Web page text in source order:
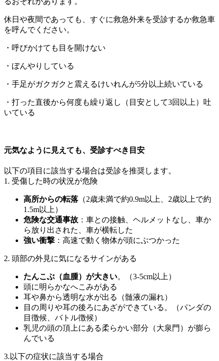
休日や夜間であっても、すぐに救急外来を受診するか救急車
を呼んでください。
・呼びかけても目を開けない
・ぼんやりしている
・手足がガクガクと震えるけいれんが5分以上続いている
・打った直後から何度も繰り返し（目安として3回以上）吐
いている
元気なように見えても、受診すべき目安
以下の項目に該当する場合は受診を推奨します。
1. 受傷した時の状況が危険
高所からの転落 （2歳未満で約0.9m以上、2歳以上で約
1.5m以上）
危険な交通事故 ：車との接触、ヘルメットなし、車か
ら放り出された、車が横転した
強い衝撃 ：高速で動く物体が頭にぶつかった
2. 頭部の外見に気になるサインがある
たんこぶ（血腫）が大きい。（3-5cm以上 ）
頭に明らかなへこみがある
耳や鼻から透明な水が出る（髄液の漏れ）
目の周りや耳の後ろにあざができている 。（パンダの
目徴候、バトル徴候）
乳児の頭の頂上にある柔らかい部分（大泉門）が膨ら
んでいる
3.以下の症状に該当する場合